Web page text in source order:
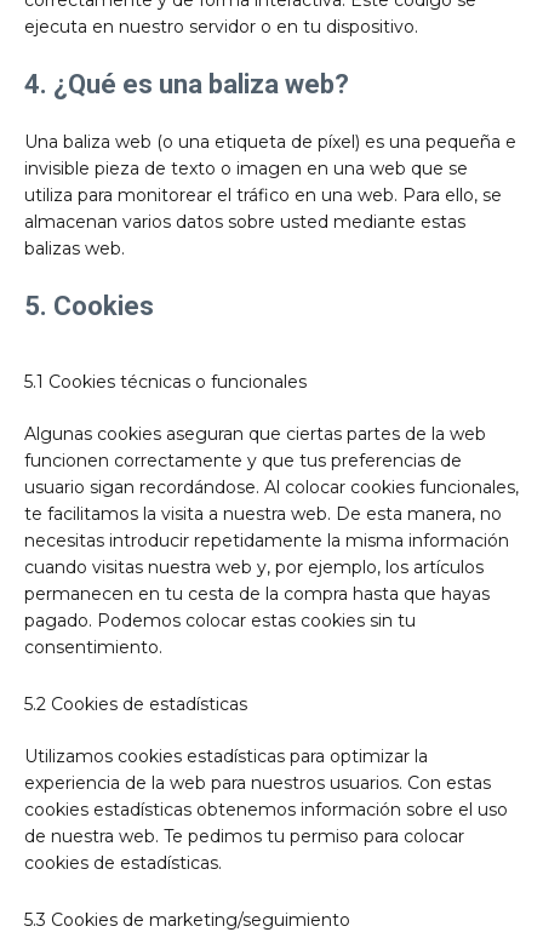
ejecuta en nuestro servidor o en tu dispositivo.
4. ¿Qué es una baliza web?
Una baliza web (o una etiqueta de píxel) es una pequeña e
invisible pieza de texto o imagen en una web que se
utiliza para monitorear el tráfico en una web. Para ello, se
almacenan varios datos sobre usted mediante estas
balizas web.
5. Cookies
5.1 Cookies técnicas o funcionales
Algunas cookies aseguran que ciertas partes de la web
funcionen correctamente y que tus preferencias de
usuario sigan recordándose. Al colocar cookies funcionales,
te facilitamos la visita a nuestra web. De esta manera, no
necesitas introducir repetidamente la misma información
cuando visitas nuestra web y, por ejemplo, los artículos
permanecen en tu cesta de la compra hasta que hayas
pagado. Podemos colocar estas cookies sin tu
consentimiento.
5.2 Cookies de estadísticas
Utilizamos cookies estadísticas para optimizar la
experiencia de la web para nuestros usuarios. Con estas
cookies estadísticas obtenemos información sobre el uso
de nuestra web. Te pedimos tu permiso para colocar
cookies de estadísticas.
5.3 Cookies de marketing/seguimiento